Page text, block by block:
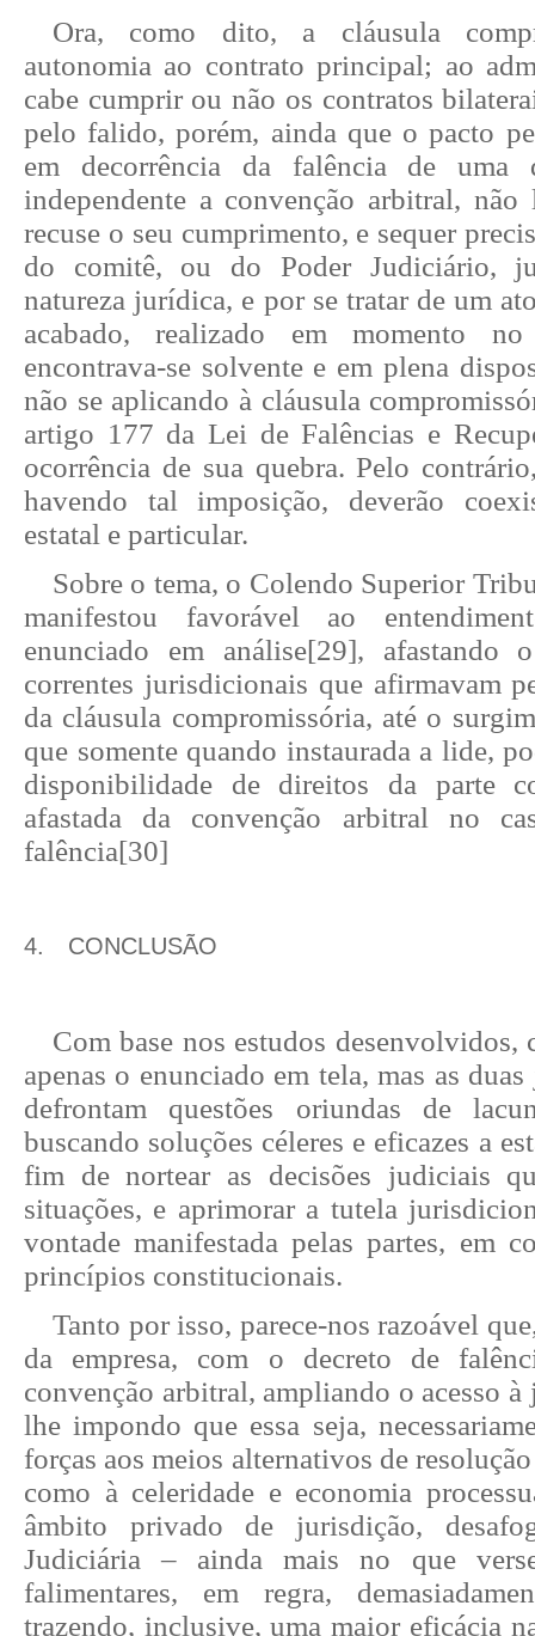
Ora, como dito, a cláusula
autonomia ao contrato principal; ao
cabe cumprir ou não os contratos
pelo falido, porém, ainda que o pacto
em decorrência da falência de uma
independente a convenção arbitral,
recuse o seu cumprimento, e sequer
do comitê, ou do Poder Judiciário,
natureza jurídica, e por se tratar de um
acabado, realizado em momento
encontrava-se solvente e em plena
não se aplicando à cláusula
artigo 177 da Lei de Falências e
ocorrência de sua quebra. Pelo
havendo tal imposição, deverão
estatal e particular.
Sobre o tema, o Colendo Superior
manifestou favorável ao
enunciado em análise[29], afastando
correntes jurisdicionais que afirmavam
da cláusula compromissória, até o
que somente quando instaurada a lide,
disponibilidade de direitos da parte
afastada da convenção arbitral no
falência[30]
4. CONCLUSÃO
Com base nos estudos desenvolvidos,
apenas o enunciado em tela, mas as
defrontam questões oriundas de
buscando soluções céleres e eficazes a
fim de nortear as decisões judiciais
situações, e aprimorar a tutela
vontade manifestada pelas partes, em
princípios constitucionais.
Tanto por isso, parece-nos razoável
da empresa, com o decreto de
convenção arbitral, ampliando o acesso
lhe impondo que essa seja,
forças aos meios alternativos de
como à celeridade e economia
âmbito privado de jurisdição,
Judiciária – ainda mais no que
falimentares, em regra,
trazendo, inclusive, uma maior eficácia